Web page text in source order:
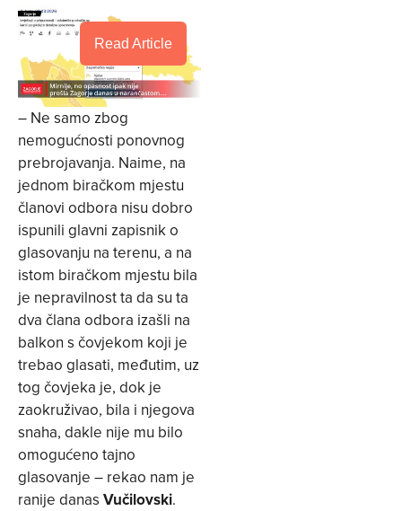
Read Article
– Ne samo zbog
nemogućnosti ponovnog
prebrojavanja. Naime, na
jednom biračkom mjestu
članovi odbora nisu dobro
ispunili glavni zapisnik o
glasovanju na terenu, a na
istom biračkom mjestu bila
je nepravilnost ta da su ta
dva člana odbora izašli na
balkon s čovjekom koji je
trebao glasati, međutim, uz
tog čovjeka je, dok je
zaokruživao, bila i njegova
snaha, dakle nije mu bilo
omogućeno tajno
glasovanje – rekao nam je
ranije danas Vučilovski.